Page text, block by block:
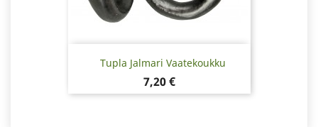
Tupla Jalmari Vaatekoukku
Hinta
7,20 €